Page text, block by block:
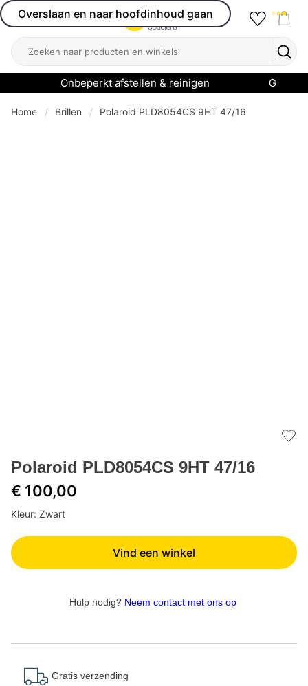
Overslaan en naar hoofdinhoud gaan
Open menu
Zoeken
Onbeperkt afstellen & reinigen
Home Brillen Polaroid PLD8054CS 9HT 47/16
Polaroid PLD8054CS 9HT 47/16
€ 100,00
Kleur: Zwart
Vind een winkel
Hulp nodig? Neem contact met ons op
Gratis verzending